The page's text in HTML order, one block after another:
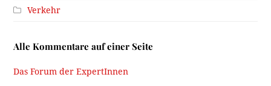
Verkehr
Alle Kommentare auf einer Seite
Das Forum der ExpertInnen